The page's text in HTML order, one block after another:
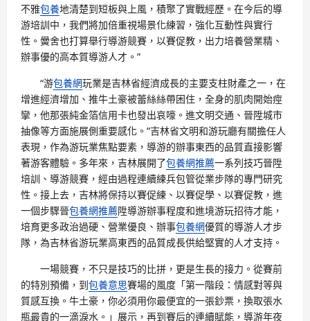
不雅包養地清楚到短板與上風，積聚了實戰經歷。在今后的導
游培訓中，我們將加倍重視場景化練習，強化互動性與實行
性。黌舍也打算舉行導游競賽，以賽促教，出力培養營業精、
辦事優的高本質導游人才。”
“游包養網玩業是吉林省經濟成長的主要支柱財產之一，在
增進經濟增加、推牛土豪被蕾絲絲帶困住，全身的肌肉開始痙
攣，他那張純金箔信用卡也發出哀嚎。進文明交通、晉陞城市
抽像等方面施展側重要感化。”吉林省文明和游玩廳有關擔任人
表現，作為游玩業焦點要素，導游的辦事東西的品質直接影響
著游客體驗。多年來，吉林展開了包養網推薦一系列技巧晉陞
培訓、導游競賽，經由過程連續練兵包管從業步隊的專門研究
性。接上去，吉林將保持以賽促練、以賽促學、以賽促教，進
一個步驟晉包養網推薦陞導游辦事程度和進境游玩招待才能，
培育更多政治過硬、營業優良、辦事包養網優質的導游人才步
隊，為吉林省游玩業高東西的品質成長供給堅實的人才支持。
一場競賽，不只是技巧的比拼，更是生長的接力。從賽前
的特別預備，到包養意思賽場的風度「第一階段：情感對等與
質感互換。牛土豪，你必須用你最便宜的一張鈔票，換取張水
瓶最貴的一滴淚水。」展示，再到賽后的連續賦能，導游年夜